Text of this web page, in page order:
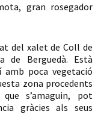
gran rosegador
del xalet de Coll de
de Berguedà. Està
amb poca vegetació
zona procedents
s’amaguin, pot
gràcies als seus